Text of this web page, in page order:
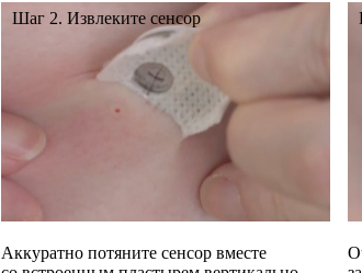
Шаг 2. Извлеките сенсор
Аккуратно потяните сенсор вместе